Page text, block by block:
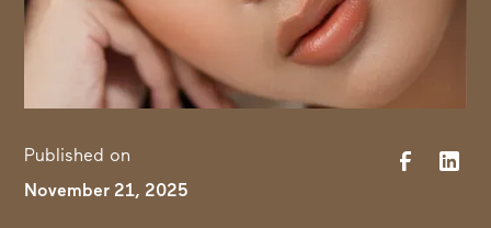
Published on
November 21, 2025